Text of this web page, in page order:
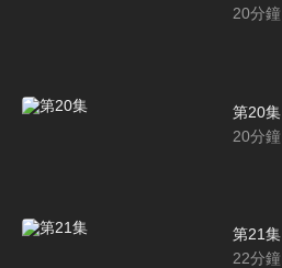
20分鐘
第20集
20分鐘
第21集
22分鐘